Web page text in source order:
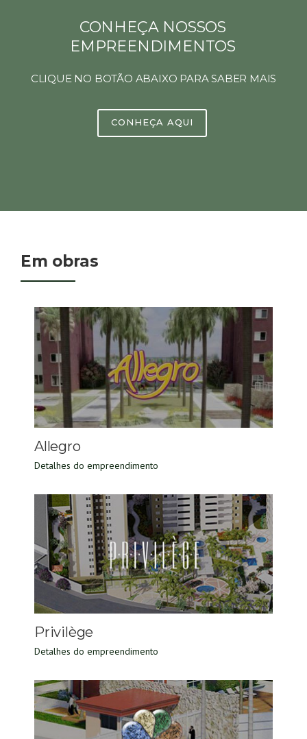
CONHEÇA NOSSOS
EMPREENDIMENTOS
CLIQUE NO BOTÃO ABAIXO PARA SABER MAIS
CONHEÇA AQUI
Em obras
Allegro
Detalhes do empreendimento
Privilège
Detalhes do empreendimento